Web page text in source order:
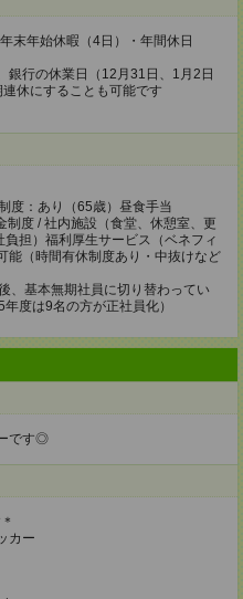
末年始休暇（4日）・年間休日
行の休業日（12月31日、1月2日
休にすることも可能です
度：あり（65歳）昼食手当
制度 / 社内施設（食堂、休憩室、更
担）福利厚生サービス（ベネフィ
能（時間有休制度あり・中抜けなど
基本無期社員に切り替わってい
度は9名の方が正社員化）
です◎
カー